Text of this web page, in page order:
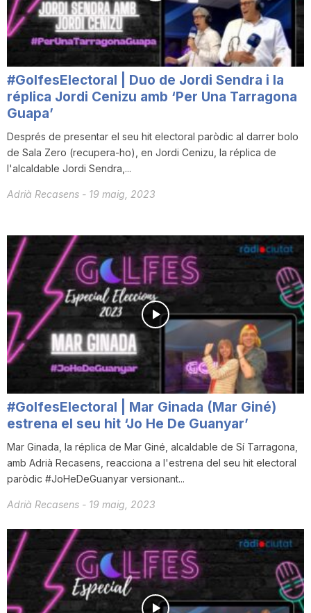
#GolfesElectoral | Duo de Jordi Sendra i la
réplica Jordi Cenizu amb ‘Per Una Tarragona
Guapa’
Després de presentar el seu hit electoral paròdic al darrer bolo
de Sala Zero (recupera-ho), en Jordi Cenizu, la réplica de
l'alcaldable Jordi Sendra,...
Adrià Recasens - 19 maig, 2023
#GolfesElectoral | Mar Ginada (Mar Giné)
estrena el seu hit ‘Jo He De Guanyar’
Mar Ginada, la réplica de Mar Giné, alcaldable de Sí Tarragona,
amb Adrià Recasens, reacciona a l'estrena del seu hit electoral
paròdic #JoHeDeGuanyar versionant...
Adrià Recasens - 19 maig, 2023